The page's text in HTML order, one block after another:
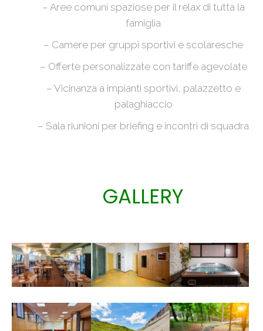
– Aree comuni spaziose per il relax di tutta la
famiglia
– Camere per gruppi sportivi e scolaresche
– Offerte personalizzate con tariffe agevolate
– Vicinanza a impianti sportivi, palazzetto e
palaghiaccio
– Sala riunioni per briefing e incontri di squadra
GALLERY